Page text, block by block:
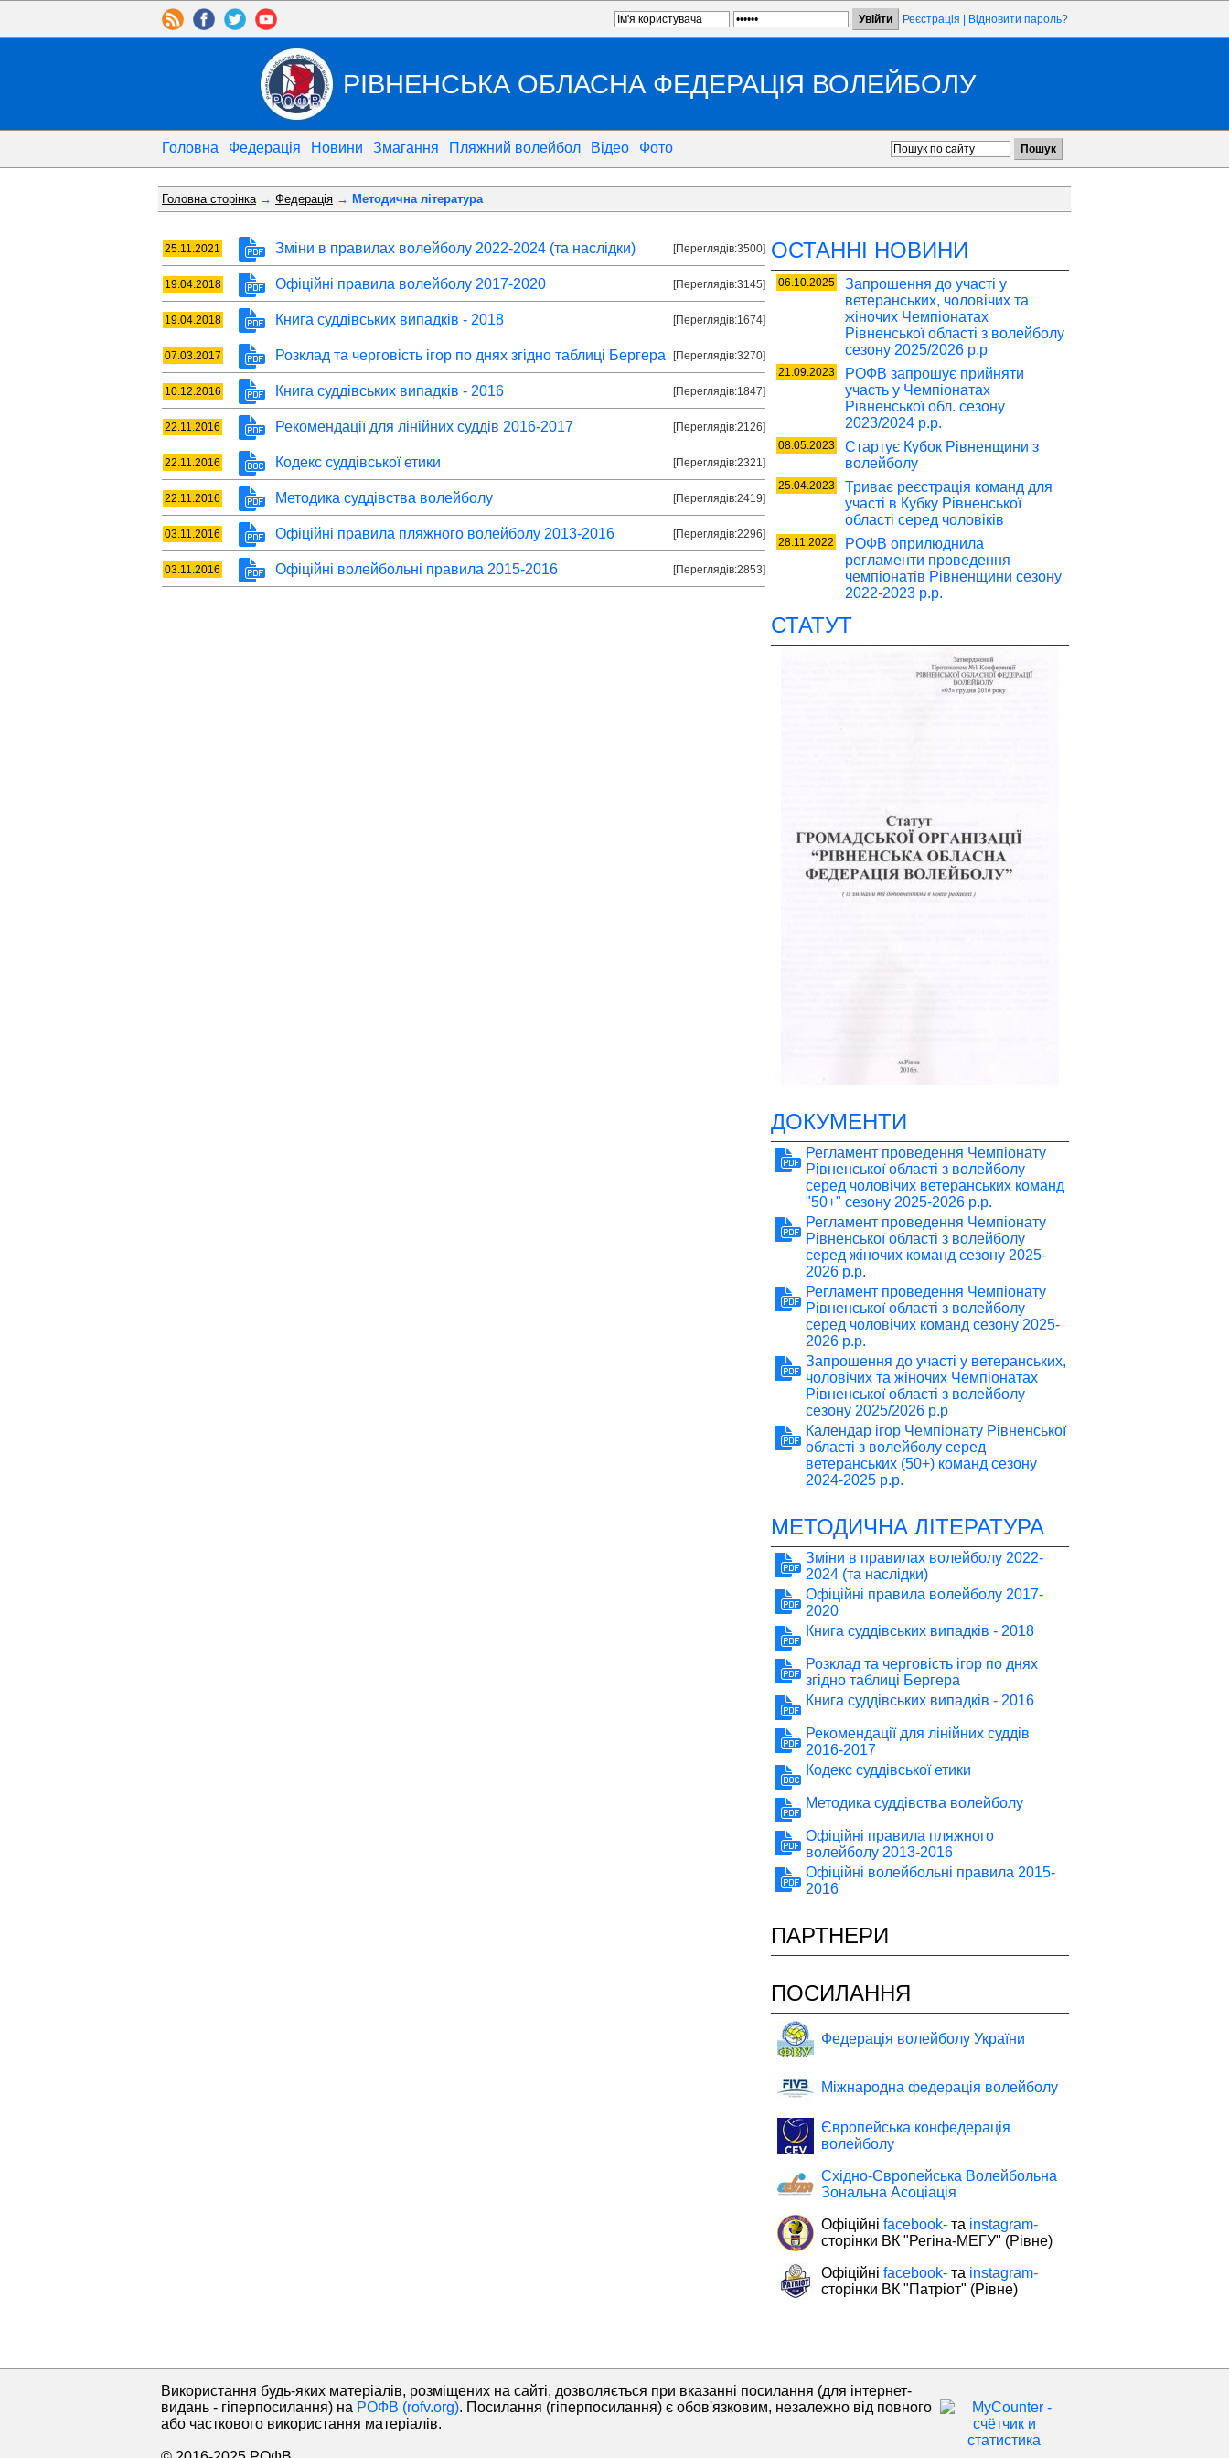
Реєстрація Відновити пароль?
РІВНЕНСЬКА ОБЛАСНА ФЕДЕРАЦІЯ ВОЛЕЙБОЛУ
Головна Федерація Новини Змагання Пляжний волейбол Відео Фото
Головна сторінка→ Федерація → Методична література
25.11.2021 Зміни в правилах волейболу 2022-2024 (та наслідки) [Переглядів:3500]
19.04.2018 Офіційні правила волейболу 2017-2020 [Переглядів:3145]
19.04.2018 Книга суддівських випадків - 2018 [Переглядів:1674]
07.03.2017 Розклад та черговість ігор по днях згідно таблиці Бергера [Переглядів:3270]
10.12.2016 Книга суддівських випадків - 2016 [Переглядів:1847]
22.11.2016 Рекомендації для лінійних суддів 2016-2017 [Переглядів:2126]
22.11.2016 Кодекс суддівської етики [Переглядів:2321]
22.11.2016 Методика суддівства волейболу [Переглядів:2419]
03.11.2016 Офіційні правила пляжного волейболу 2013-2016 [Переглядів:2296]
03.11.2016 Офіційні волейбольні правила 2015-2016 [Переглядів:2853]
ОСТАННІ НОВИНИ
06.10.2025
Запрошення до участі у
ветеранських, чоловічих та
жіночих Чемпіонатах
Рівненської області з волейболу
сезону 2025/2026 р.р
21.09.2023
РОФВ запрошує прийняти
участь у Чемпіонатах
Рівненської обл. сезону
2023/2024 р.р.
08.05.2023
Стартує Кубок Рівненщини з
волейболу
25.04.2023
Триває реєстрація команд для
участі в Кубку Рівненської
області серед чоловіків
28.11.2022
РОФВ оприлюднила
регламенти проведення
чемпіонатів Рівненщини сезону
2022-2023 р.р.
СТАТУТ
ДОКУМЕНТИ
Регламент проведення Чемпіонату
Рівненської області з волейболу
серед чоловічих ветеранських команд
"50+" сезону 2025-2026 р.р.
Регламент проведення Чемпіонату
Рівненської області з волейболу
серед жіночих команд сезону 2025-
2026 р.р.
Регламент проведення Чемпіонату
Рівненської області з волейболу
серед чоловічих команд сезону 2025-
2026 р.р.
Запрошення до участі у ветеранських,
чоловічих та жіночих Чемпіонатах
Рівненської області з волейболу
сезону 2025/2026 р.р
Календар ігор Чемпіонату Рівненської
області з волейболу серед
ветеранських (50+) команд сезону
2024-2025 р.р.
МЕТОДИЧНА ЛІТЕРАТУРА
Зміни в правилах волейболу 2022-
2024 (та наслідки)
Офіційні правила волейболу 2017-
2020
Книга суддівських випадків - 2018
Розклад та черговість ігор по днях
згідно таблиці Бергера
Книга суддівських випадків - 2016
Рекомендації для лінійних суддів
2016-2017
Кодекс суддівської етики
Методика суддівства волейболу
Офіційні правила пляжного
волейболу 2013-2016
Офіційні волейбольні правила 2015-
2016
ПАРТНЕРИ
ПОСИЛАННЯ
Федерація волейболу України
Міжнародна федерація волейболу
Європейська конфедерація
волейболу
Східно-Європейська Волейбольна
Зональна Асоціація
Офіційні facebook- та instagram-
сторінки ВК "Регіна-МЕГУ" (Рівне)
Офіційні facebook- та instagram-
сторінки ВК "Патріот" (Рівне)
Використання будь-яких матеріалів, розміщених на сайті, дозволяється при вказанні посилання (для інтернет-
видань - гіперпосилання) на РОФВ (rofv.org). Посилання (гіперпосилання) є обов'язковим, незалежно від повного
або часткового використання матеріалів.